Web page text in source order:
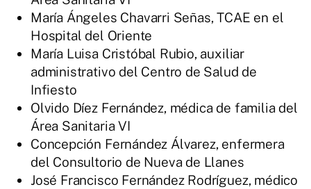
María Ángeles Chavarri Señas, TCAE en el
Hospital del Oriente
María Luisa Cristóbal Rubio, auxiliar
administrativo del Centro de Salud de
Infiesto
Olvido Díez Fernández, médica de familia del
Área Sanitaria VI
Concepción Fernández Álvarez, enfermera
del Consultorio de Nueva de Llanes
José Francisco Fernández Rodríguez, médico